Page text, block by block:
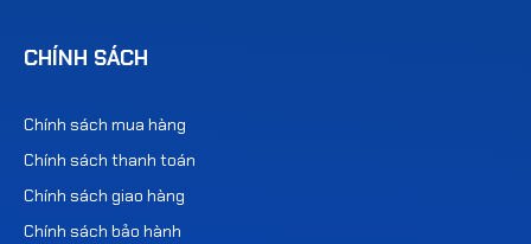
CHÍNH SÁCH
Chính sách mua hàng
Chính sách thanh toán
Chính sách giao hàng
Chính sách bảo hành